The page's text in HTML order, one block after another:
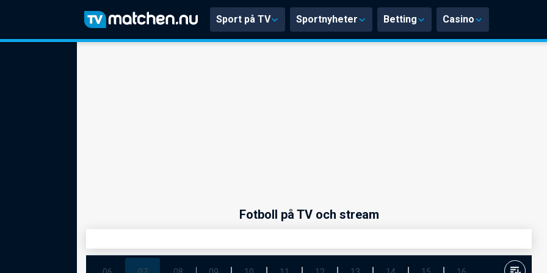
Sport på TV Sportnyheter Betting Casino
Fotboll på TV och stream